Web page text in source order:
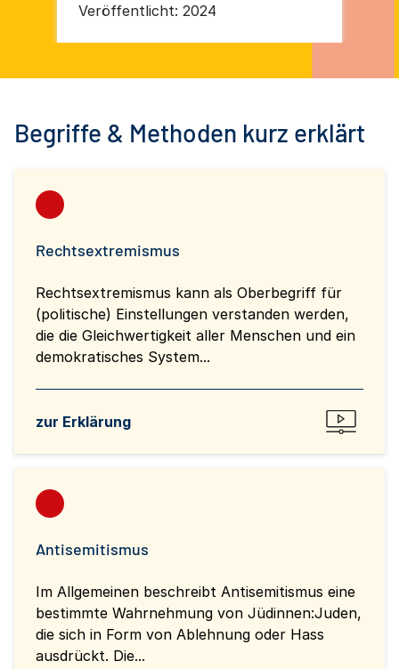
Veröffentlicht: 2024
Begriffe & Methoden kurz erklärt
Rechtsextremismus
Rechtsextremismus kann als Oberbegriff für
(politische) Einstellungen verstanden werden,
die die Gleichwertigkeit aller Menschen und ein
demokratisches System...
zur Erklärung
Antisemitismus
Im Allgemeinen beschreibt Antisemitismus eine
bestimmte Wahrnehmung von Jüdinnen:Juden,
die sich in Form von Ablehnung oder Hass
ausdrückt. Die...